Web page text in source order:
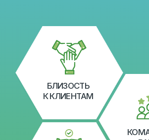
промышленности.
Миссия компании:
Заботясь о главном, созидать будущее.
Создавать ценности, развивая
человеческий потенциал.
Создавать источники здорового питания
для человека.
БОЛЕЕ 25 ЛЕТ НА РЫНКЕ